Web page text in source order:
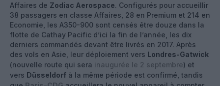
Affaires de Zodiac Aerospace. Configurés pour accueillir
38 passagers en classe Affaires, 28 en Premium et 214 en
Economie, les A350-900 sont censés être douze dans la
flotte de Cathay Pacific d’ici la fin de l’année, les dix
derniers commandés devant être livrés en 2017. Après
des vols en Asie, leur déploiement vers Londres-Gatwick
(nouvelle route qui sera inaugurée le 2 septembre) et
vers Düsseldorf à la même période est confirmé, tandis